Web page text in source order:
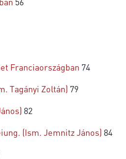
Franciaországban 74
Tagányi Zoltán) 79
82
(Ism. Jemnitz János) 84